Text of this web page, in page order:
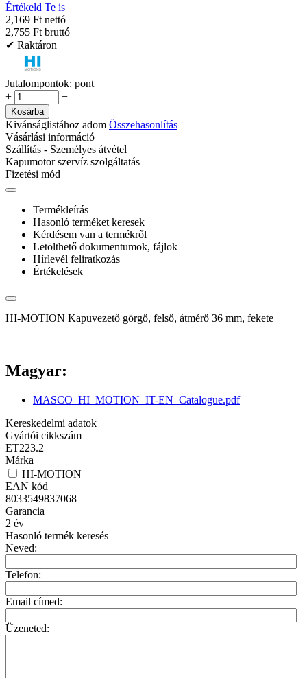
Értékeld Te is
2,169 Ft nettó
2,755 Ft bruttó
✔ Raktáron
Jutalompontok: pont
+
−
Kosárba
Kivánságlistához adom Összehasonlítás
Vásárlási információ
Szállítás - Személyes átvétel
Kapumotor szervíz szolgáltatás
Fizetési mód
Termékleírás
Hasonló terméket keresek
Kérdésem van a termékről
Letölthető dokumentumok, fájlok
Hírlevél feliratkozás
Értékelések
HI-MOTION Kapuvezető görgő, felső, átmérő 36 mm, fekete
Magyar:
MASCO_HI_MOTION_IT-EN_Catalogue.pdf
Kereskedelmi adatok
Gyártói cikkszám
ET223.2
Márka
HI-MOTION
EAN kód
8033549837068
Garancia
2 év
Hasonló termék keresés
Neved:
Telefon:
Email címed:
Üzeneted: